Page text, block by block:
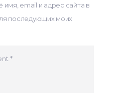
имя, email и адрес сайта в
последующих моих